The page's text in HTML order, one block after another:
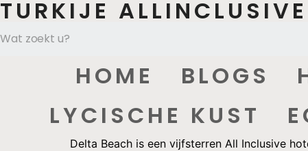
TURKIJE
HOME BLOGS
LYCISCHE KUST
Delta Beach is een vijfsterren All Inclusive